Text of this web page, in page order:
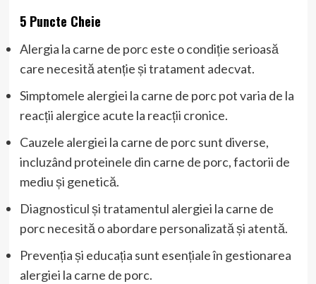
5 Puncte Cheie
Alergia la carne de porc este o condiție serioasă
care necesită atenție și tratament adecvat.
Simptomele alergiei la carne de porc pot varia de la
reacții alergice acute la reacții cronice.
Cauzele alergiei la carne de porc sunt diverse,
incluzând proteinele din carne de porc, factorii de
mediu și genetică.
Diagnosticul și tratamentul alergiei la carne de
porc necesită o abordare personalizată și atentă.
Prevenția și educația sunt esențiale în gestionarea
alergiei la carne de porc.